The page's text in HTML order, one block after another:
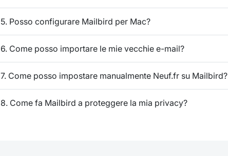
5. Posso configurare Mailbird per Mac?
6. Come posso importare le mie vecchie e-mail?
7. Come posso impostare manualmente Neuf.fr su Mailbird?
8. Come fa Mailbird a proteggere la mia privacy?